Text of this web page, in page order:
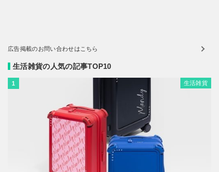
広告掲載のお問い合わせはこちら
生活雑貨の人気の記事TOP10
1 生活雑貨